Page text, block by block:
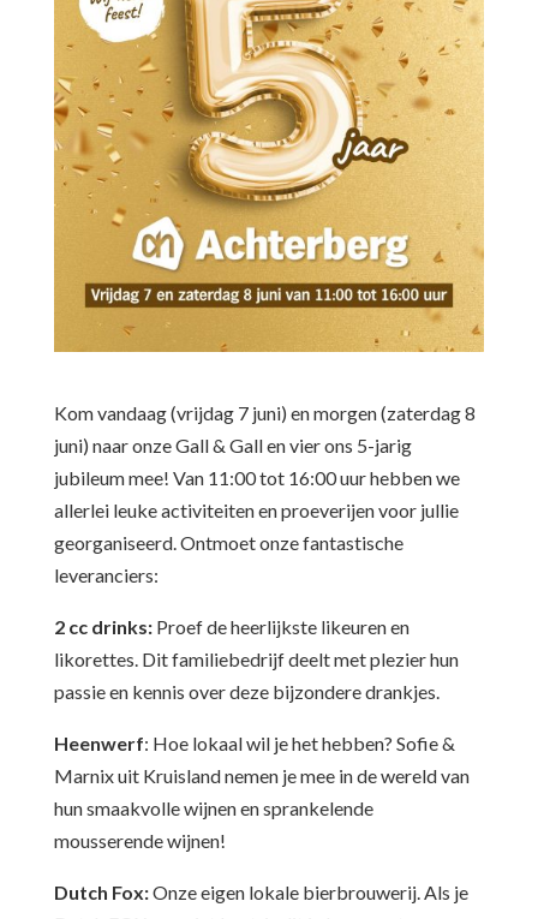
Kom vandaag (vrijdag 7 juni) en morgen (zaterdag 8
juni) naar onze Gall & Gall en vier ons 5-jarig
jubileum mee! Van 11:00 tot 16:00 uur hebben we
allerlei leuke activiteiten en proeverijen voor jullie
georganiseerd. Ontmoet onze fantastische
leveranciers:
2 cc drinks:Proef de heerlijkste likeuren en
likorettes. Dit familiebedrijf deelt met plezier hun
passie en kennis over deze bijzondere drankjes.
Heenwerf: Hoe lokaal wil je het hebben? Sofie &
Marnix uit Kruisland nemen je mee in de wereld van
hun smaakvolle wijnen en sprankelende
mousserende wijnen!
Dutch Fox:Onze eigen lokale bierbrouwerij. Als je